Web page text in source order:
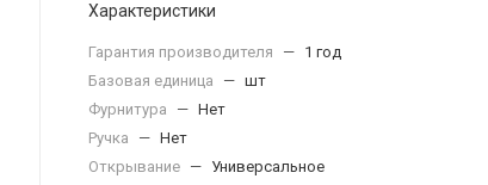
Характеристики
Гарантия производителя — 1 год
Базовая единица
— шт
Фурнитура
— Нет
Ручка
— Нет
Открывание — Универсальное